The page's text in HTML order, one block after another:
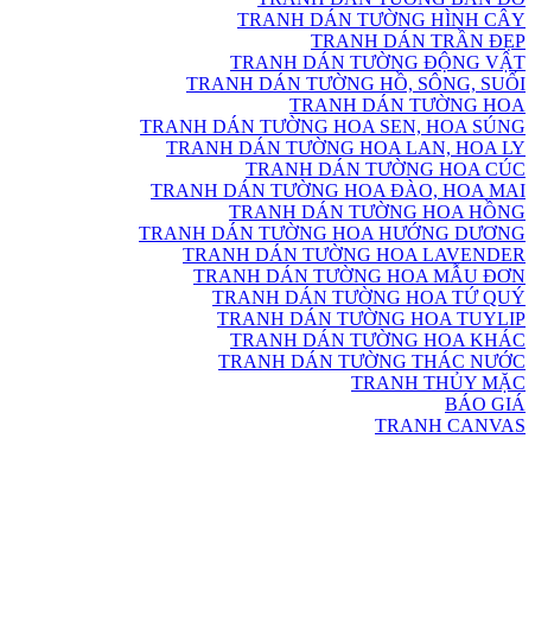
TRANH DÁN TƯỜNG HÌNH CÂY
TRANH DÁN TRẦN ĐẸP
TRANH DÁN TƯỜNG ĐỘNG VẬT
TRANH DÁN TƯỜNG HỒ, SÔNG, SUỐI
TRANH DÁN TƯỜNG HOA
TRANH DÁN TƯỜNG HOA SEN, HOA SÚNG
TRANH DÁN TƯỜNG HOA LAN, HOA LY
TRANH DÁN TƯỜNG HOA CÚC
TRANH DÁN TƯỜNG HOA ĐÀO, HOA MAI
TRANH DÁN TƯỜNG HOA HỒNG
TRANH DÁN TƯỜNG HOA HƯỚNG DƯƠNG
TRANH DÁN TƯỜNG HOA LAVENDER
TRANH DÁN TƯỜNG HOA MẪU ĐƠN
TRANH DÁN TƯỜNG HOA TỨ QUÝ
TRANH DÁN TƯỜNG HOA TUYLIP
TRANH DÁN TƯỜNG HOA KHÁC
TRANH DÁN TƯỜNG THÁC NƯỚC
TRANH THỦY MẶC
BÁO GIÁ
TRANH CANVAS